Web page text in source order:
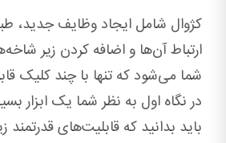
کژوال شامل ایجاد وظایف جدید،
ارتباط آن‌ها و اضافه کردن زیر
شما می‌شود که تنها با چند کلیک
در نگاه اول به ‌نظر شما یک ابزار
باید بدانید که قابلیت‌های قدرتمند